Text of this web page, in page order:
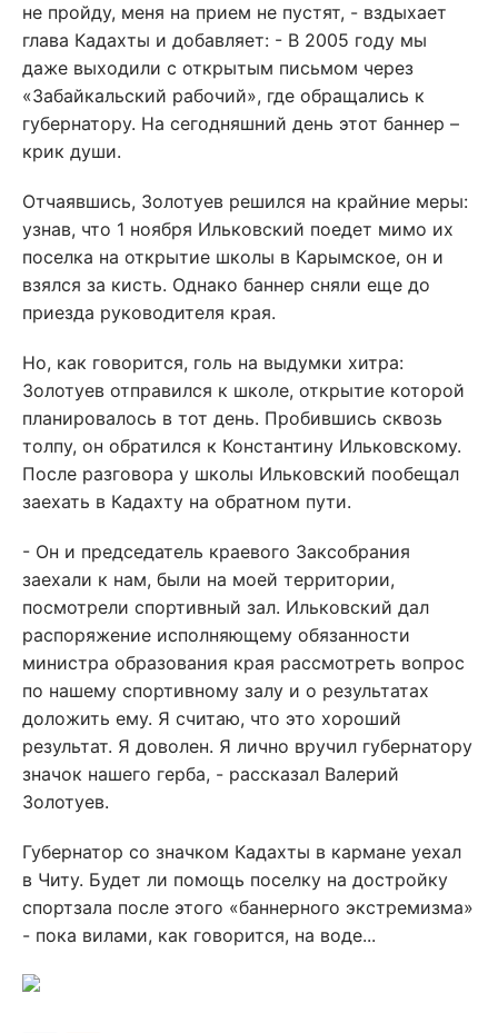
не пройду, меня на прием не пустят, - вздыхает
глава Кадахты и добавляет: - В 2005 году мы
даже выходили с открытым письмом через
«Забайкальский рабочий», где обращались к
губернатору. На сегодняшний день этот баннер –
крик души.
Отчаявшись, Золотуев решился на крайние меры:
узнав, что 1 ноября Ильковский поедет мимо их
поселка на открытие школы в Карымское, он и
взялся за кисть. Однако баннер сняли еще до
приезда руководителя края.
Но, как говорится, голь на выдумки хитра:
Золотуев отправился к школе, открытие которой
планировалось в тот день. Пробившись сквозь
толпу, он обратился к Константину Ильковскому.
После разговора у школы Ильковский пообещал
заехать в Кадахту на обратном пути.
- Он и председатель краевого Заксобрания
заехали к нам, были на моей территории,
посмотрели спортивный зал. Ильковский дал
распоряжение исполняющему обязанности
министра образования края рассмотреть вопрос
по нашему спортивному залу и о результатах
доложить ему. Я считаю, что это хороший
результат. Я доволен. Я лично вручил губернатору
значок нашего герба, - рассказал Валерий
Золотуев.
Губернатор со значком Кадахты в кармане уехал
в Читу. Будет ли помощь поселку на достройку
спортзала после этого «баннерного экстремизма»
- пока вилами, как говорится, на воде...